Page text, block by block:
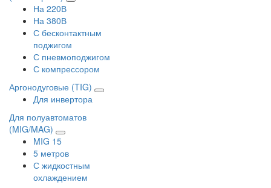
На 220В
На 380В
С бесконтактным
поджигом
С пневмоподжигом
С компрессором
Аргонодуговые (TIG)
Для инвертора
Для полуавтоматов
(MIG/MAG)
MIG 15
5 метров
С жидкостным
охлаждением